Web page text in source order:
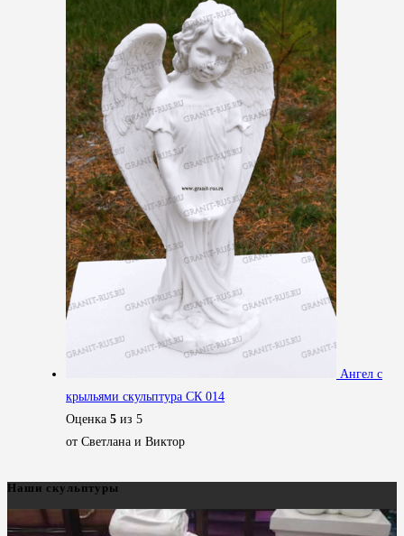
Ангел с
крыльями скульптура СК 014
Оценка 5 из 5
от Светлана и Виктор
Наши скульптуры